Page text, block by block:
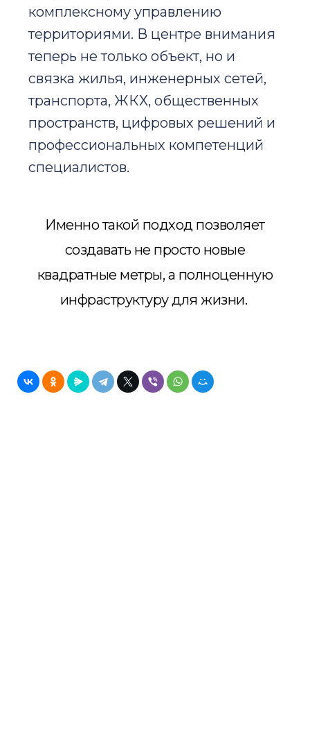
комплексному управлению
территориями. В центре внимания
теперь не только объект, но и
связка жилья, инженерных сетей,
транспорта, ЖКХ, общественных
пространств, цифровых решений и
профессиональных компетенций
специалистов.
Именно такой подход позволяет
создавать не просто новые
квадратные метры, а полноценную
инфраструктуру для жизни.